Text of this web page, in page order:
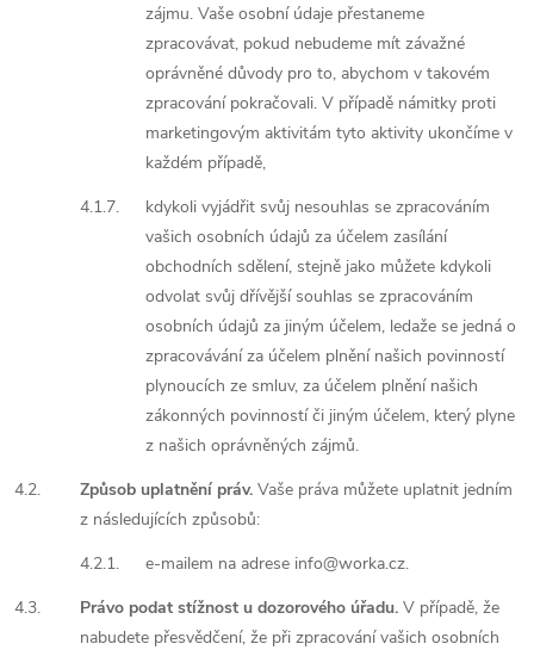
zájmu. Vaše osobní údaje přestaneme
zpracovávat, pokud nebudeme mít závažné
oprávněné důvody pro to, abychom v takovém
zpracování pokračovali. V případě námitky proti
marketingovým aktivitám tyto aktivity ukončíme v
každém případě,
4.1.7.
kdykoli vyjádřit svůj nesouhlas se zpracováním
vašich osobních údajů za účelem zasílání
obchodních sdělení, stejně jako můžete kdykoli
odvolat svůj dřívější souhlas se zpracováním
osobních údajů za jiným účelem, ledaže se jedná o
zpracovávání za účelem plnění našich povinností
plynoucích ze smluv, za účelem plnění našich
zákonných povinností či jiným účelem, který plyne
z našich oprávněných zájmů.
4.2.
Způsob uplatnění práv. Vaše práva můžete uplatnit jedním
z následujících způsobů:
4.2.1.
e-mailem na adrese info@worka.cz.
4.3.
Právo podat stížnost u dozorového úřadu. V případě, že
nabudete přesvědčení, že při zpracování vašich osobních